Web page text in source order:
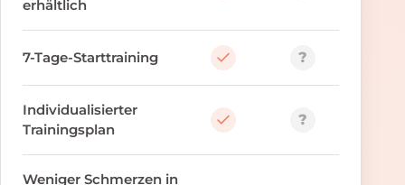
erhältlich
7-Tage-Starttraining ?
Individualisierter
Trainingsplan
?
Weniger Schmerzen in